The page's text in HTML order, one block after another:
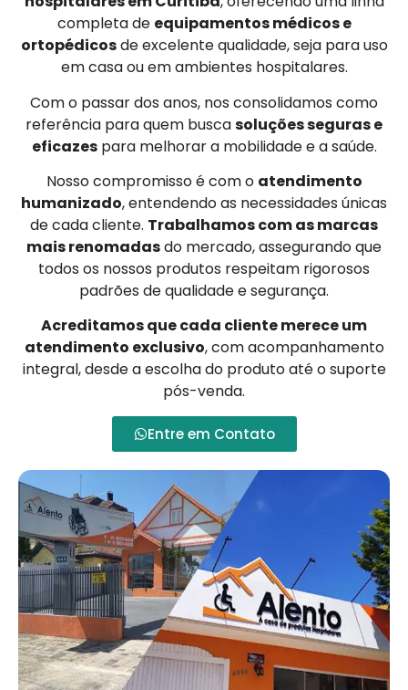
completa de equipamentos médicos e
ortopédicosde excelente qualidade, seja para uso
em casa ou em ambientes hospitalares.
Com o passar dos anos, nos consolidamos como
referência para quem buscasoluções seguras e
eficazespara melhorar a mobilidade e a saúde.
Nosso compromisso é com o atendimento
humanizado, entendendo as necessidades únicas
de cada cliente. Trabalhamos com as marcas
mais renomadasdo mercado, assegurando que
todos os nossos produtos respeitam rigorosos
padrões de qualidade e segurança.
Acreditamos que cada cliente merece um
atendimento exclusivo, com acompanhamento
integral, desde a escolha do produto até o suporte
pós-venda.
Entre em Contato